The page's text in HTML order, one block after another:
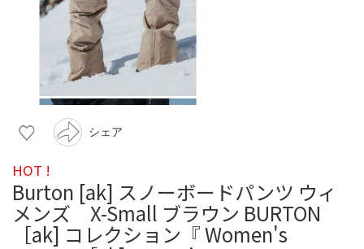
シェア
HOT !
Burton [ak] スノーボードパンツ ウィ
メンズ X-Small ブラウン BURTON
［ak] コレクション『 Women's